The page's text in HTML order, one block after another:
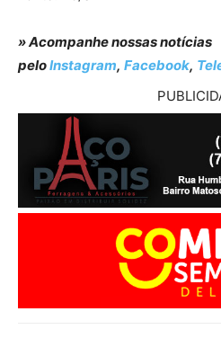
» Acompanhe nossas notícias
peloInstagram, Facebook,